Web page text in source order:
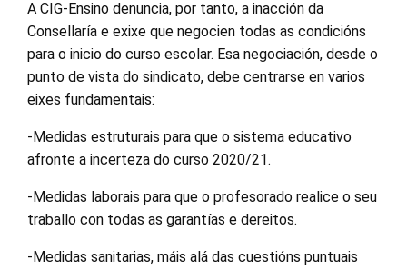
A CIG-Ensino denuncia, por tanto, a inacción da
Consellaría e exixe que negocien todas as condicións
para o inicio do curso escolar. Esa negociación, desde o
punto de vista do sindicato, debe centrarse en varios
eixes fundamentais:
-Medidas estruturais para que o sistema educativo
afronte a incerteza do curso 2020/21.
-Medidas laborais para que o profesorado realice o seu
traballo con todas as garantías e dereitos.
-Medidas sanitarias, máis alá das cuestións puntuais